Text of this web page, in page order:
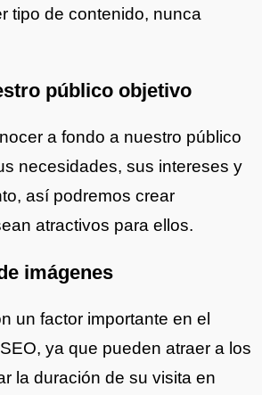
tipo de contenido, nunca
público objetivo
a fondo a nuestro público
necesidades, sus intereses y
así podremos crear
atractivos para ellos.
imágenes
un factor importante en el
ya que pueden atraer a los
la duración de su visita en